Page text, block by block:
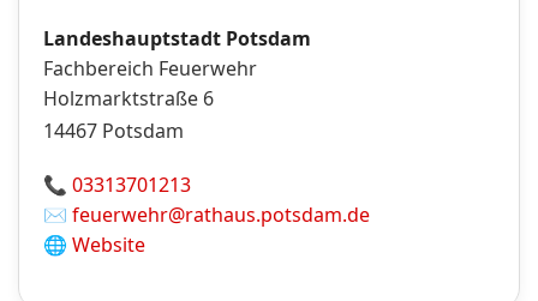
Landeshauptstadt Potsdam
Fachbereich Feuerwehr
Holzmarktstraße 6
14467 Potsdam
📞 03313701213
✉️ feuerwehr@rathaus.potsdam.de
🌐 Website